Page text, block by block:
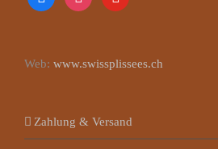
Web: www.swissplissees.ch
Zahlung & Versand